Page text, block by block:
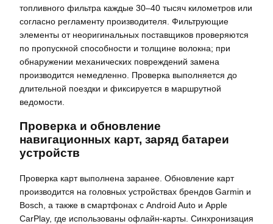
топливного фильтра каждые 30–40 тысяч километров или
согласно регламенту производителя. Фильтрующие
элементы от неоригинальных поставщиков проверяются
по пропускной способности и толщине волокна; при
обнаружении механических повреждений замена
производится немедленно. Проверка выполняется до
длительной поездки и фиксируется в маршрутной
ведомости.
Проверка и обновление
навигационных карт, заряд батареи
устройств
Проверка карт выполнена заранее. Обновление карт
производится на головных устройствах брендов Garmin и
Bosch, а также в смартфонах с Android Auto и Apple
CarPlay, где использованы офлайн‑карты. Синхронизация